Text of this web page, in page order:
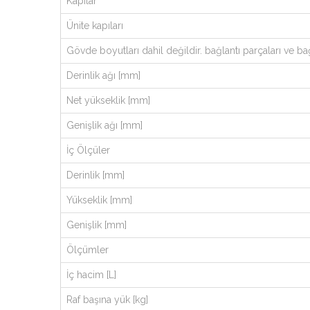
Ünite kapıları
Gövde boyutları dahil değildir. bağlantı parçaları ve
Derinlik ağı [mm]
Net yükseklik [mm]
Genişlik ağı [mm]
İç Ölçüler
Derinlik [mm]
Yükseklik [mm]
Genişlik [mm]
Ölçümler
İç hacim [L]
Raf başına yük [kg]